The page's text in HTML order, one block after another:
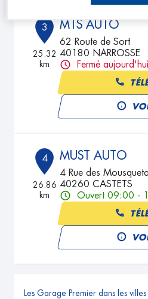
3
25.32
km
MTS AUTO
62 Route de Sort
40180 NARROSSE
Fermé aujourd'hui
4
26.86
km
MUST AUTO
4 Rue des
40260 CASTETS
Ouvert 09:00 -
Les Garage Premier dans les